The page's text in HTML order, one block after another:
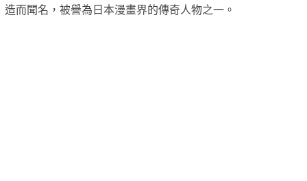
造而聞名，被譽為日本漫畫界的傳奇人物之一。